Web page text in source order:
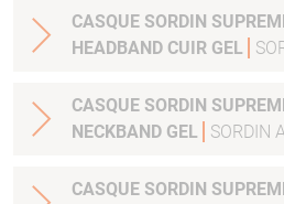
CASQUE SORDIN
HEADBAND CUIR GEL
CASQUE SORDIN
NECKBAND GEL
SORDIN
CASQUE SORDIN